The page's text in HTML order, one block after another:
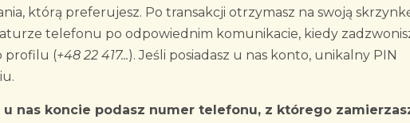
którą preferujesz. Po transakcji otrzymasz na swoją
telefonu po odpowiednim komunikacie, kiedy
profilu (+48 22 417...). Jeśli posiadasz u nas konto, unikalny PIN
nas koncie podasz numer telefonu, z którego